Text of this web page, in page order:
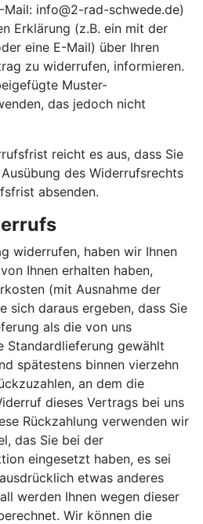
info@2-rad-schwede.de)
Erklärung (z.B. ein mit der
eine E-Mail) über Ihren
zu widerrufen, informieren.
Muster-
das jedoch nicht
reicht es aus, dass Sie
des Widerrufsrechts
absenden.
widerrufen, haben wir Ihnen
Ihnen erhalten haben,
(mit Ausnahme der
sich daraus ergeben, dass Sie
als die von uns
Standardlieferung gewählt
spätestens binnen vierzehn
an dem die
dieses Vertrags bei uns
Rückzahlung verwenden wir
das Sie bei der
eingesetzt haben, es sei
etwas anderes
werden Ihnen wegen dieser
Wir können die